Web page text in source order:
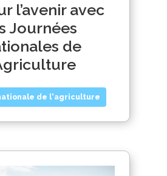
l’avenir avec
Journées
de
de l'agriculture